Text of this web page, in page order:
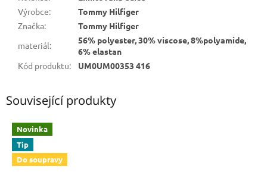
Výrobce:
Tommy Hilfiger
Značka:
Tommy Hilfiger
materiál:
56% polyester, 30% viscose, 8%polyamide,
6% elastan
Kód produktu: UM0UM00353 416
Související produkty
Novinka
Tip
Do soupravy